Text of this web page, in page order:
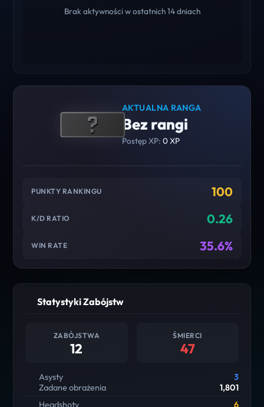
Brak aktywności w ostatnich 14 dniach
AKTUALNA RANGA
Bez rangi
Postęp XP: 0 XP
PUNKTY RANKINGU 100
K/D RATIO 0.26
WIN RATE 35.6%
Statystyki Zabójstw
ZABÓJSTWA
12
ŚMIERCI
47
Asysty
3
Zadane obrażenia
1,801
Headshoty
6